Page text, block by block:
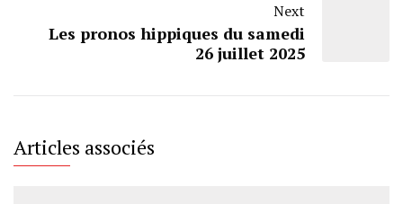
Next
Les pronos hippiques du samedi
26 juillet 2025
Articles associés